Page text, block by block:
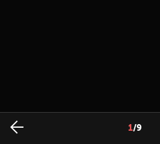
1/9